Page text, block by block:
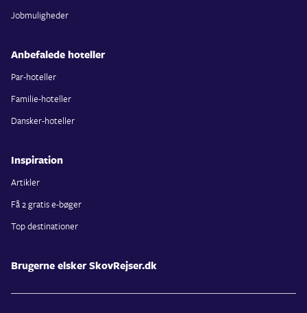
Jobmuligheder
Anbefalede hoteller
Par-hoteller
Familie-hoteller
Dansker-hoteller
Inspiration
Artikler
Få 2 gratis e-bøger
Top destinationer
Brugerne elsker SkovRejser.dk